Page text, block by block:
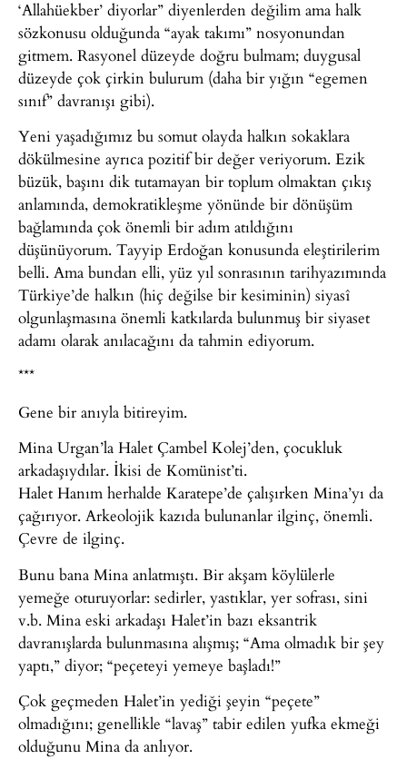
‘Allahüekber’ diyorlar” diyenlerden değilim ama halk
sözkonusu olduğunda “ayak takımı” nosyonundan
gitmem. Rasyonel düzeyde doğru bulmam; duygusal
düzeyde çok çirkin bulurum (daha bir yığın “egemen
sınıf” davranışı gibi).
Yeni yaşadığımız bu somut olayda halkın sokaklara
dökülmesine ayrıca pozitif bir değer veriyorum. Ezik
büzük, başını dik tutamayan bir toplum olmaktan çıkış
anlamında, demokratikleşme yönünde bir dönüşüm
bağlamında çok önemli bir adım atıldığını
düşünüyorum. Tayyip Erdoğan konusunda eleştirilerim
belli. Ama bundan elli, yüz yıl sonrasının tarihyazımında
Türkiye’de halkın (hiç değilse bir kesiminin) siyasî
olgunlaşmasına önemli katkılarda bulunmuş bir siyaset
adamı olarak anılacağını da tahmin ediyorum.
***
Gene bir anıyla bitireyim.
Mina Urgan’la Halet Çambel Kolej’den, çocukluk
arkadaşıydılar. İkisi de Komünist’ti.
Halet Hanım herhalde Karatepe’de çalışırken Mina’yı da
çağırıyor. Arkeolojik kazıda bulunanlar ilginç, önemli.
Çevre de ilginç.
Bunu bana Mina anlatmıştı. Bir akşam köylülerle
yemeğe oturuyorlar: sedirler, yastıklar, yer sofrası, sini
v.b. Mina eski arkadaşı Halet’in bazı eksantrik
davranışlarda bulunmasına alışmış; “Ama olmadık bir şey
yaptı,” diyor; “peçeteyi yemeye başladı!”
Çok geçmeden Halet’in yediği şeyin “peçete”
olmadığını; genellikle “lavaş” tabir edilen yufka ekmeği
olduğunu Mina da anlıyor.